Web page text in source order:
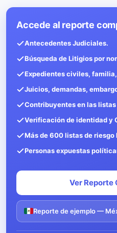
Accede al reporte
Antecedentes Judiciales.
Búsqueda de Litigios por
Expedientes civiles,
Juicios, demandas,
Contribuyentes en las listas
Verificación de identidad y
Más de 600 listas de
Personas expuestas
Ver Reporte
Reporte de ejemplo —